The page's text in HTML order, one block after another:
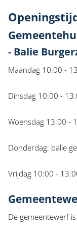
- Balie
Maandag 10:00 -
Dinsdag 10:00 -
Woensdag 13:00 -
Donderdag: balie
Vrijdag 10:00 -
De gemeentewerf